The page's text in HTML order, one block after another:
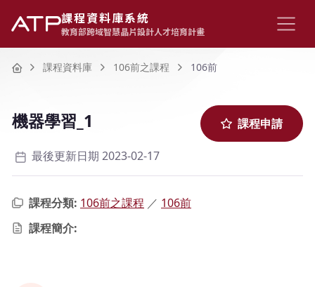
課程資料庫系統
教育部跨域智慧晶片設計人才培育計畫
Home課程資料庫 106前之課程 106前
機器學習_1 課程申請
最後更新日期 2023-02-17
課程分類: 106前之課程 ／ 106前
課程簡介: